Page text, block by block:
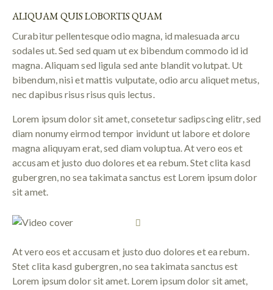
ALIQUAM QUIS LOBORTIS QUAM
Curabitur pellentesque odio magna, id malesuada arcu
sodales ut. Sed sed quam ut ex bibendum commodo id id
magna. Aliquam sed ligula sed ante blandit volutpat. Ut
bibendum, nisi et mattis vulputate, odio arcu aliquet metus,
nec dapibus risus risus quis lectus.
Lorem ipsum dolor sit amet, consetetur sadipscing elitr, sed
diam nonumy eirmod tempor invidunt ut labore et dolore
magna aliquyam erat, sed diam voluptua. At vero eos et
accusam et justo duo dolores et ea rebum. Stet clita kasd
gubergren, no sea takimata sanctus est Lorem ipsum dolor
sit amet.
At vero eos et accusam et justo duo dolores et ea rebum.
Stet clita kasd gubergren, no sea takimata sanctus est
Lorem ipsum dolor sit amet. Lorem ipsum dolor sit amet,